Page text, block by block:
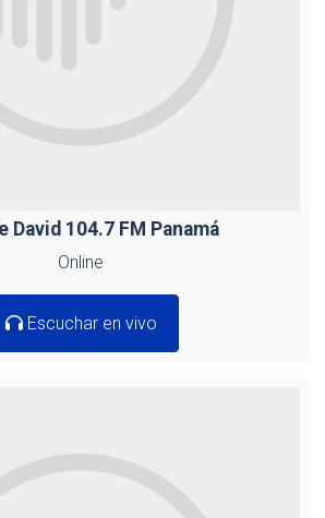
David 104.7 FM Panamá
Online
Escuchar en vivo